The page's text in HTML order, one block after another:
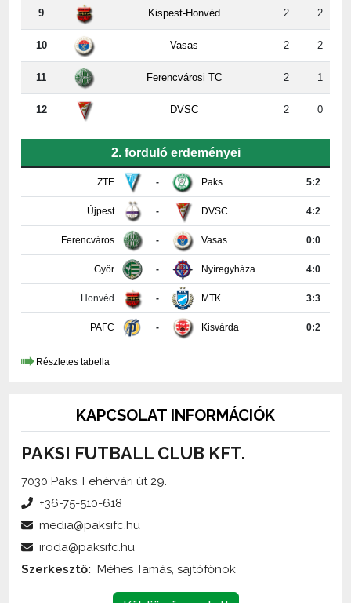
10 Vasas 2 2
11 Ferencvárosi TC 2 1
12 DVSC 2 0
ZTE - Paks
Újpest DVSC 4:2
Ferencváros Vasas 0:0
Győr Nyíregyháza 4:0
Honvéd MTK 3:3
PAFC Kisvárda 0:2
Részletes tabella
PAKSI FUTBALL CLUB KFT.
7030 Paks, Fehérvári út 29.
Küldjön üzenetet!